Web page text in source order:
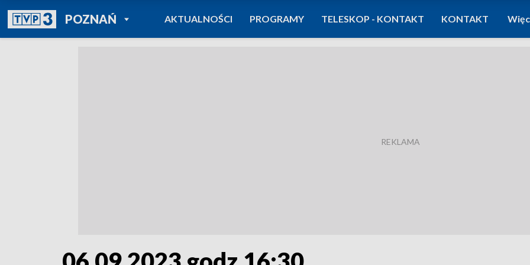
POZNAŃPOWRÓT DO
TVP REGIONY
AKTUALNOŚCI PROGRAMY TELESKOP - KONTAKT KONTAKT